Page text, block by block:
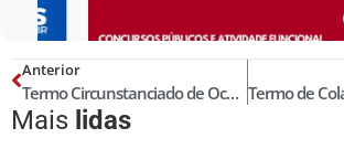
Anterior
Termo Circunstanciado de Ocorrência para crimes eleitorais
Mais lidas